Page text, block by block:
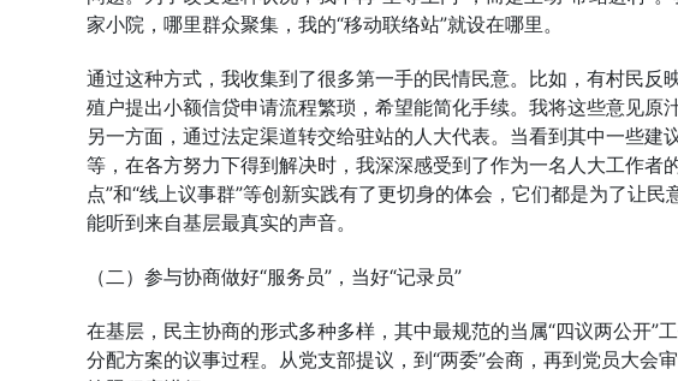
家小院，哪里群众聚集，我的“移动联络站”就设在哪里。
通过这种方式，我收集到了很多第一手的民情民意。比如，有村民
殖户提出小额信贷申请流程繁琐，希望能简化手续。我将这些意见原
另一方面，通过法定渠道转交给驻站的人大代表。当看到其中一些
等，在各方努力下得到解决时，我深深感受到了作为一名人大工作者
点”和“线上议事群”等创新实践有了更切身的体会，它们都是为了让
能听到来自基层最真实的声音。
（二）参与协商做好“服务员”，当好“记录员”
在基层，民主协商的形式多种多样，其中最规范的当属“四议两公开”
分配方案的议事过程。从党支部提议，到“两委”会商，再到党员大会